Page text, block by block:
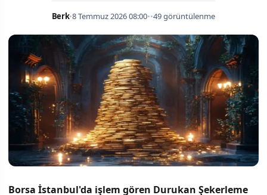
Berk•8 Temmuz 2026 08:00••49 görüntülenme
Borsa İstanbul'da işlem gören Durukan Şekerleme